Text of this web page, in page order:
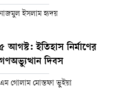
ইসলাম হৃদয়
আগস্ট: ইতিহাস নির্মাণের
দিবস
গোলাম মোস্তফা ভুইয়া